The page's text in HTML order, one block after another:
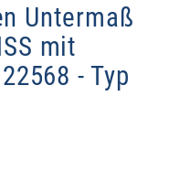
Untermaß
mit
- Typ